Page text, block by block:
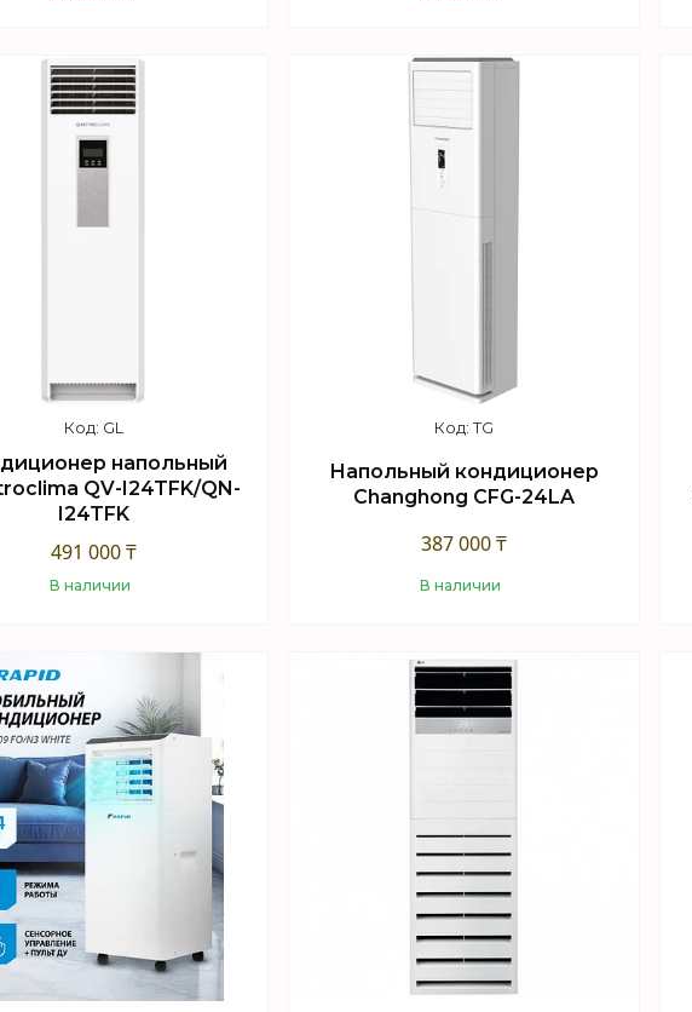
Купить Купить
GL
напольный
QV-I24TFK/QN-
I24TFK
491 000 ₸
В наличии
TG
Напольный кондиционер
Changhong CFG-24LA
387 000 ₸
В наличии
Купить